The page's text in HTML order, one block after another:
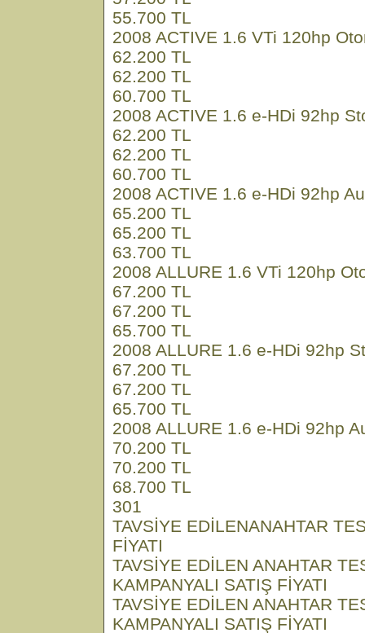
55.700 TL
2008 ACTIVE 1.6 VTi 120hp
62.200 TL
62.200 TL
60.700 TL
2008 ACTIVE 1.6 e-HDi 92hp
62.200 TL
62.200 TL
60.700 TL
2008 ACTIVE 1.6 e-HDi 92hp
65.200 TL
65.200 TL
63.700 TL
2008 ALLURE 1.6 VTi 120hp
67.200 TL
67.200 TL
65.700 TL
2008 ALLURE 1.6 e-HDi 92hp
67.200 TL
67.200 TL
65.700 TL
2008 ALLURE 1.6 e-HDi 92hp
70.200 TL
70.200 TL
68.700 TL
301
TAVSİYE EDİLENANAHTAR
FİYATI
TAVSİYE EDİLEN ANAHTAR
KAMPANYALI SATIŞ FİYATI
TAVSİYE EDİLEN ANAHTAR
KAMPANYALI SATIŞ FİYATI